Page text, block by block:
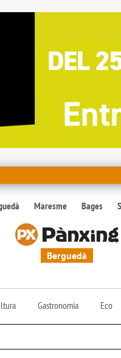
Maresme Bages
Berguedà
Gastronomia Eco